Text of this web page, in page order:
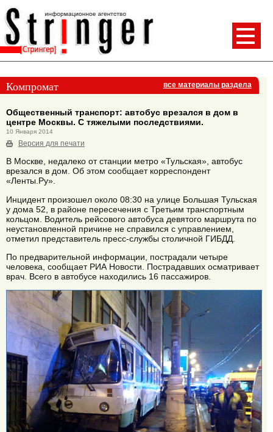
Компромат все материалы раздела
Общественный транспорт: автобус врезался в дом в
центре Москвы. С тяжелыми последствиями.
10 Января 2014
Версия для печати
В Москве, недалеко от станции метро «Тульская», автобус
врезался в дом. Об этом сообщает корреспондент
«Ленты.Ру».
Инцидент произошел около 08:30 на улице Большая Тульская
у дома 52, в районе пересечения с Третьим транспортным
кольцом. Водитель рейсового автобуса девятого маршрута по
неустановленной причине не справился с управлением,
отметил представитель пресс-службы столичной ГИБДД.
По предварительной информации, пострадали четыре
человека, сообщает РИА Новости. Пострадавших осматривает
врач. Всего в автобусе находились 16 пассажиров.